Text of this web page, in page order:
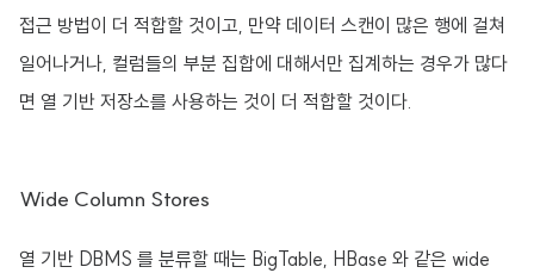
접근 방법이 더 적합할 것이고, 만약 데이터 스캔이 많은 행에 걸쳐
일어나거나, 컬럼들의 부분 집합에 대해서만 집계하는 경우가 많다
면 열 기반 저장소를 사용하는 것이 더 적합할 것이다.
Wide Column Stores
열 기반 DBMS 를 분류할 때는 BigTable, HBase 와 같은 wide